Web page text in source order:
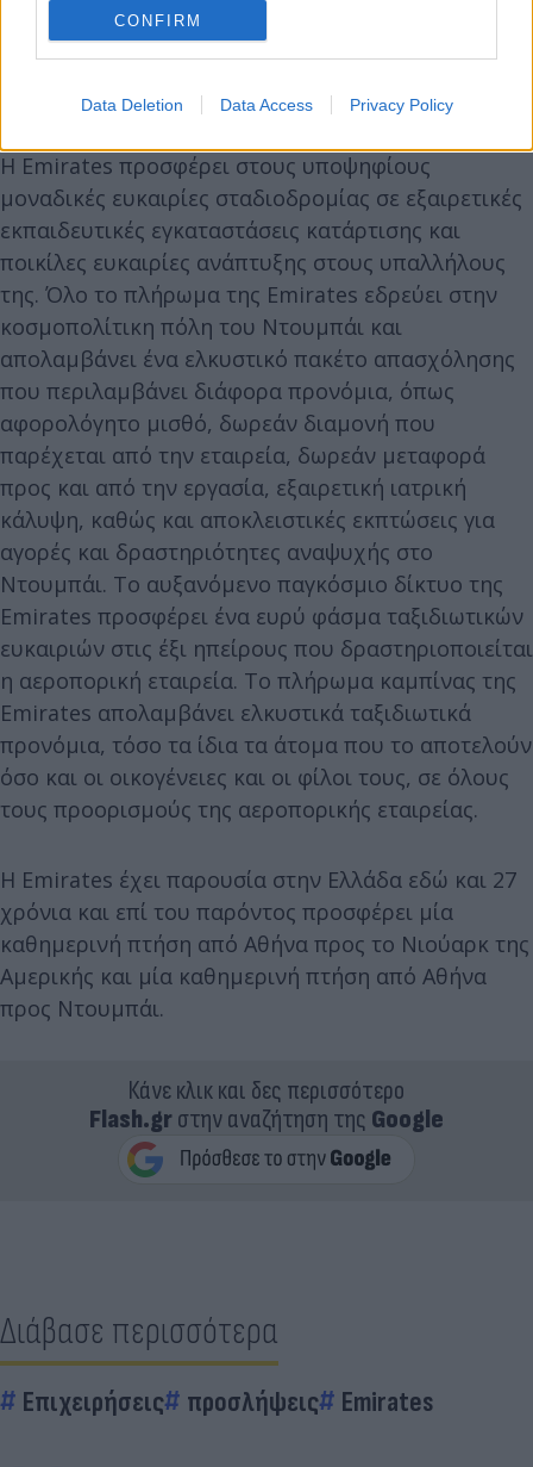
CONFIRM
Data Deletion Data Access Privacy Policy
Η Emirates προσφέρει στους υποψηφίους
μοναδικές ευκαιρίες σταδιοδρομίας σε εξαιρετικές
εκπαιδευτικές εγκαταστάσεις κατάρτισης και
ποικίλες ευκαιρίες ανάπτυξης στους υπαλλήλους
της. Όλο το πλήρωμα της Emirates εδρεύει στην
κοσμοπολίτικη πόλη του Ντουμπάι και
απολαμβάνει ένα ελκυστικό πακέτο απασχόλησης
που περιλαμβάνει διάφορα προνόμια, όπως
αφορολόγητο μισθό, δωρεάν διαμονή που
παρέχεται από την εταιρεία, δωρεάν μεταφορά
προς και από την εργασία, εξαιρετική ιατρική
κάλυψη, καθώς και αποκλειστικές εκπτώσεις για
αγορές και δραστηριότητες αναψυχής στο
Ντουμπάι. Το αυξανόμενο παγκόσμιο δίκτυο της
Emirates προσφέρει ένα ευρύ φάσμα ταξιδιωτικών
ευκαιριών στις έξι ηπείρους που δραστηριοποιείται
η αεροπορική εταιρεία. Το πλήρωμα καμπίνας της
Emirates απολαμβάνει ελκυστικά ταξιδιωτικά
προνόμια, τόσο τα ίδια τα άτομα που το αποτελούν
όσο και οι οικογένειες και οι φίλοι τους, σε όλους
τους προορισμούς της αεροπορικής εταιρείας.
Η Emirates έχει παρουσία στην Ελλάδα εδώ και 27
χρόνια και επί του παρόντος προσφέρει μία
καθημερινή πτήση από Αθήνα προς το Νιούαρκ της
Αμερικής και μία καθημερινή πτήση από Αθήνα
προς Ντουμπάι.
Κάνε κλικ και δες περισσότερο
Flash.grστην αναζήτηση της Google
Διάβασε περισσότερα
Επιχειρήσεις προσλήψεις Emirates